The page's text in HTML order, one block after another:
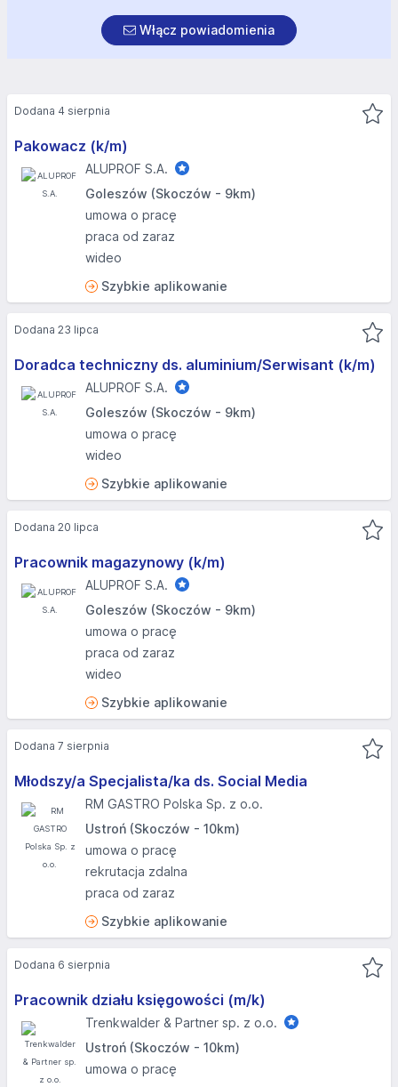
Włącz powiadomienia
Pakowacz (k/m)
ALUPROF S.A.
Goleszów (Skoczów - 9km)
umowa o pracę
praca od zaraz
wideo
Szybkie aplikowanie
Dodana 4 sierpnia
Doradca techniczny ds. aluminium/Serwisant (k/m)
ALUPROF S.A.
Goleszów (Skoczów - 9km)
umowa o pracę
wideo
Szybkie aplikowanie
Dodana 23 lipca
Pracownik magazynowy (k/m)
ALUPROF S.A.
Goleszów (Skoczów - 9km)
umowa o pracę
praca od zaraz
wideo
Szybkie aplikowanie
Dodana 20 lipca
Młodszy/a Specjalista/ka ds. Social Media
RM GASTRO Polska Sp. z o.o.
Ustroń (Skoczów - 10km)
umowa o pracę
rekrutacja zdalna
praca od zaraz
Szybkie aplikowanie
Dodana 7 sierpnia
Pracownik działu księgowości (m/k)
Trenkwalder & Partner sp. z o.o.
Ustroń (Skoczów - 10km)
umowa o pracę
Dodana 6 sierpnia